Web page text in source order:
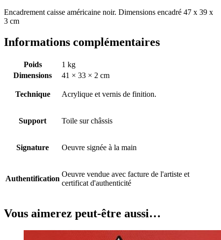
Encadrement caisse américaine noir. Dimensions encadré 47 x 39 x
3 cm
Informations complémentaires
Poids
1 kg
Dimensions
41 × 33 × 2 cm
Technique Acrylique et vernis de finition.
Support Toile sur châssis
Signature Oeuvre signée à la main
Authentification
Oeuvre vendue avec facture de l'artiste et
certificat d'authenticité
Vous aimerez peut-être aussi…